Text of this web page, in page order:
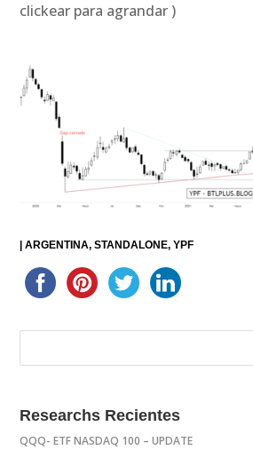
clickear para agrandar )
|ARGENTINA STANDALONE YPF
Researchs Recientes
QQQ- ETF NASDAQ 100 – UPDATE